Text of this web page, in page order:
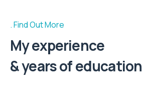
Find Out More
My experience
& years of education